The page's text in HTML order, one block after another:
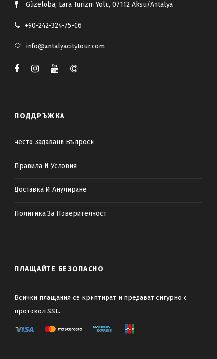
Güzeloba, Lara Turizm Yolu, 07112 Aksu/Antalya
+90-242-324-75-06
info@antalyacitytour.com
ПОДДРЪЖКА
Често Задавани Въпроси
Правила И Условия
Доставка И Анулиране
Политика За Поверителност
ПЛАЩАЙТЕ БЕЗОПАСНО
Всички плащания се криптират и предават сигурно с
протокол SSL.